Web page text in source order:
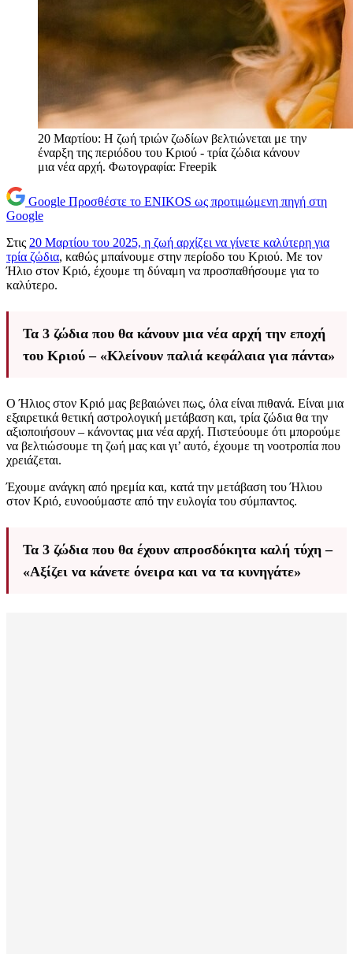
20 Μαρτίου: Η ζωή τριών ζωδίων βελτιώνεται με την
έναρξη της περιόδου του Κριού - τρία ζώδια κάνουν
μια νέα αρχή. Φωτογραφία: Freepik
Google Προσθέστε το ENIKOS ως προτιμώμενη πηγή στη
Google
Στις 20 Μαρτίου του 2025, η ζωή αρχίζει να γίνετε καλύτερη για
τρία ζώδια, καθώς μπαίνουμε στην περίοδο του Κριού. Με τον
Ήλιο στον Κριό, έχουμε τη δύναμη να προσπαθήσουμε για το
καλύτερο.
Τα 3 ζώδια που θα κάνουν μια νέα αρχή την εποχή
του Κριού – «Κλείνουν παλιά κεφάλαια για πάντα»
Ο Ήλιος στον Κριό μας βεβαιώνει πως, όλα είναι πιθανά. Είναι μια
εξαιρετικά θετική αστρολογική μετάβαση και, τρία ζώδια θα την
αξιοποιήσουν – κάνοντας μια νέα αρχή. Πιστεύουμε ότι μπορούμε
να βελτιώσουμε τη ζωή μας και γι’ αυτό, έχουμε τη νοοτροπία που
χρειάζεται.
Έχουμε ανάγκη από ηρεμία και, κατά την μετάβαση του Ήλιου
στον Κριό, ευνοούμαστε από την ευλογία του σύμπαντος.
Τα 3 ζώδια που θα έχουν απροσδόκητα καλή τύχη –
«Αξίζει να κάνετε όνειρα και να τα κυνηγάτε»